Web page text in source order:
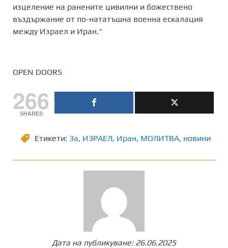
изцеление на ранените цивилни и божествено
въздържание от по-нататъшна военна ескалация
между Израел и Иран.“
OPEN DOORS
266
SHARES
Етикети: Зa, ИЗРАЕЛ, Иран, МОЛИТВА, новини
Дата на публикуване: 26.06.2025